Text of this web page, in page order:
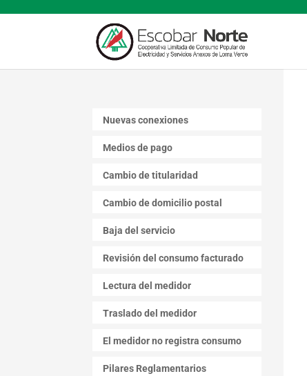
Nuevas conexiones
Medios de pago
Cambio de titularidad
Cambio de domicilio postal
Baja del servicio
Revisión del consumo facturado
Lectura del medidor
Traslado del medidor
El medidor no registra consumo
Pilares Reglamentarios